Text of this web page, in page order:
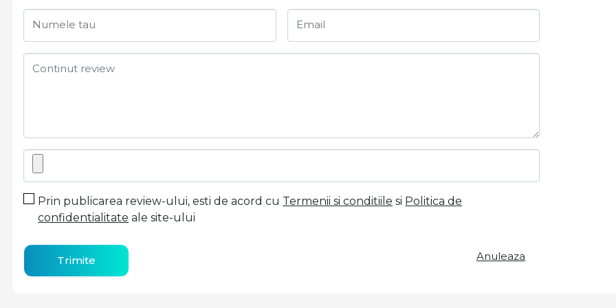
Numele tau Email
Continut review
Prin publicarea review-ului, esti de acord cu Termenii si conditiile si Politica de
confidentialitate ale site-ului
Trimite Anuleaza